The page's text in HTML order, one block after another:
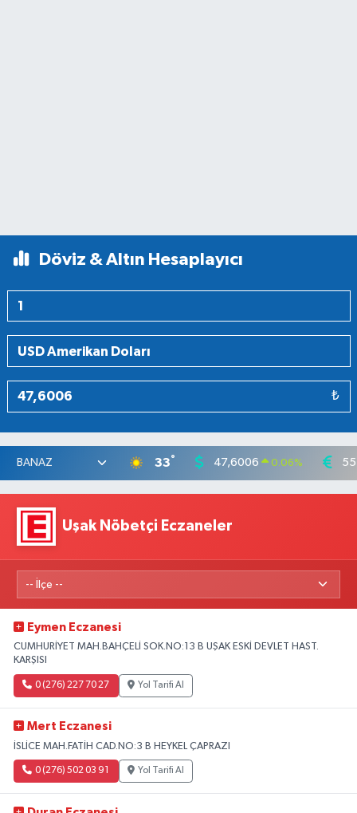
Döviz & Altın Hesaplayıcı
₺
33° 47,6006 0.06%
Uşak Nöbetçi Eczaneler
Eymen Eczanesi
CUMHURİYET MAH.BAHÇELİ SOK.NO:13 B UŞAK ESKİ DEVLET HAST.
KARŞISI
0 (276) 227 70 27 Yol Tarifi Al
Mert Eczanesi
İSLİCE MAH.FATİH CAD.NO:3 B HEYKEL ÇAPRAZI
0 (276) 502 03 91 Yol Tarifi Al